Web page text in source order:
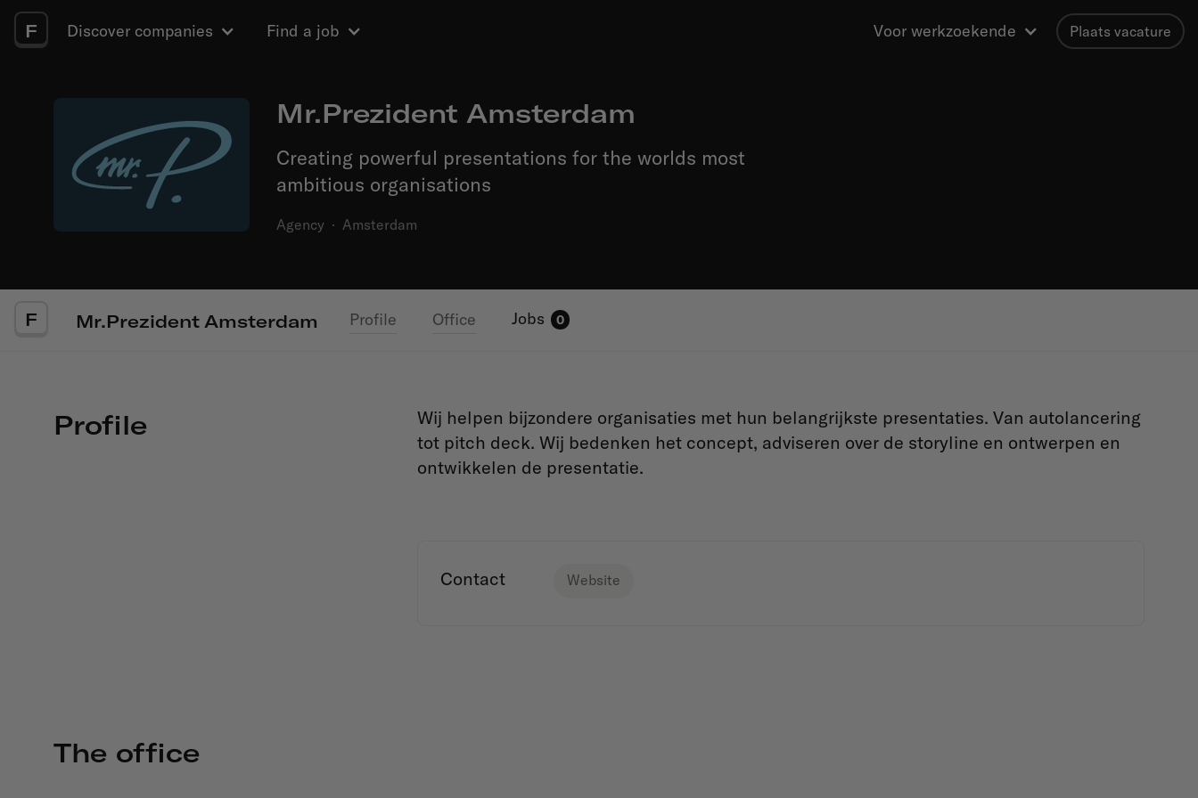
F Discover companies Find a job Voor werkzoekende Plaats vacature
Mr.Prezident Amsterdam
Creating powerful presentations for the worlds most
ambitious organisations
Agency · Amsterdam
F Mr.Prezident Amsterdam Profile Office Jobs 0
Profile
Wij helpen bijzondere organisaties met hun belangrijkste presentaties. Van autolancering
tot pitch deck. Wij bedenken het concept, adviseren over de storyline en ontwerpen en
ontwikkelen de presentatie.
Contact Website
The office